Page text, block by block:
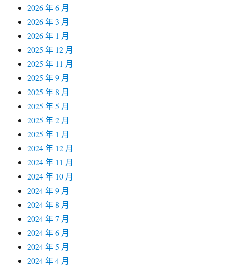
2026 年 6 月
2026 年 3 月
2026 年 1 月
2025 年 12 月
2025 年 11 月
2025 年 9 月
2025 年 8 月
2025 年 5 月
2025 年 2 月
2025 年 1 月
2024 年 12 月
2024 年 11 月
2024 年 10 月
2024 年 9 月
2024 年 8 月
2024 年 7 月
2024 年 6 月
2024 年 5 月
2024 年 4 月